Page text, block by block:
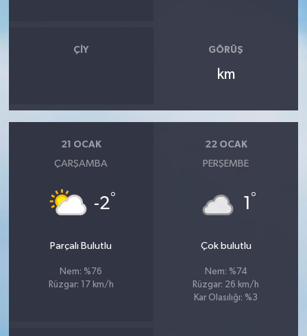
ÇIY GÖRÜŞ
km
21 OCAK
ÇARŞAMBA
-2°
Parçalı Bulutlu
Nem: %76
Rüzgar: 17 km/h
22 OCAK
PERŞEMBE
1 °
Çok bulutlu
Nem: %74
Rüzgar: 26 km/h
Kar Olasılığı: %3